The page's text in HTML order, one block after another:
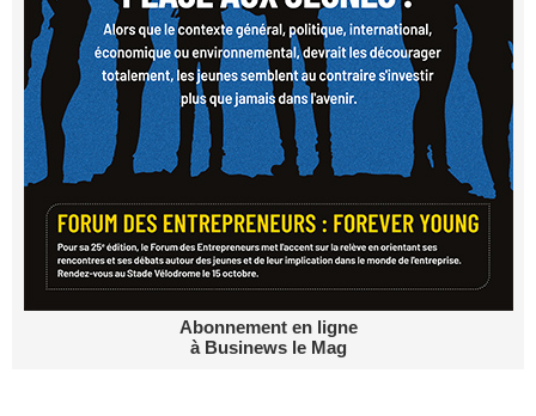
Abonnement en ligne
à Businews le Mag